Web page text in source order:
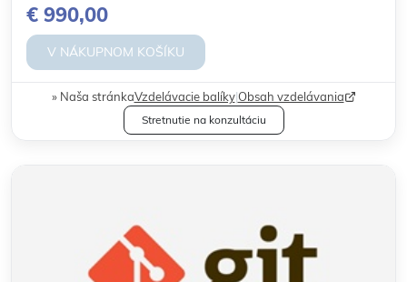
€ 990,00
V NÁKUPNOM KOŠÍKU
Naša stránkaVzdelávacie balíky|Obsah vzdelávania
Stretnutie na konzultáciu